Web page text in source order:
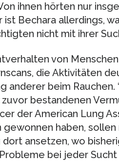
ihnen hörten nur
Bechara allerdings,
nicht mit ihrer
von
die Aktivitäten
beim Rauchen.
bestandenen
der American Lung
gewonnen haben, sollen
ansetzen, wo
bei jeder Sucht